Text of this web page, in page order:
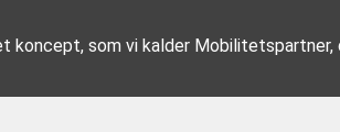
koncept, som vi kalder Mobilitetspartner,